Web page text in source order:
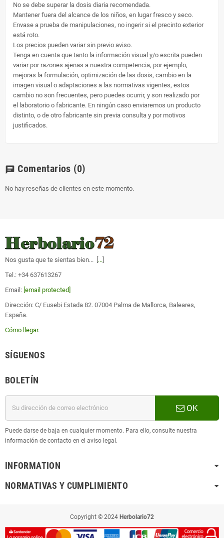
No se debe superar la dosis diaria recomendada.
Mantener fuera del alcance de los niños, en lugar fresco y seco.
Envase a prueba de manipulaciones, no ingerir si el precinto exterior
está roto.
Los precios pueden variar sin previo aviso.
Tenga en cuenta que tanto la información visual y/o escrita pueden
variar por razones ajenas a nuestra competencia, por ejemplo,
mejoras la formulación, optimización de las dosis, cambio en la
imagen visual o adaptaciones a las normativas vigentes, estos
cambio no son frecuentes, pero puedes ocurrir, y son realizado por
el laboratorio o fabricante. En ningún caso enviaremos un producto
distinto, o de otro fabricante sin previa consulta y por motivos
justificados.
chat Comentarios (0)
No hay reseñas de clientes en este momento.
Nos gusta que te sientas bien... [ ...
Tel.: +34 637613267
Email: [email protected]
Dirección: C/ Eusebi Estada 82. 07004 Palma de Mallorca, Baleares,
España.
Cómo llegar.
SÍGUENOS
BOLETÍN
OK
Puede darse de baja en cualquier momento. Para ello, consulte nuestra
información de contacto en el aviso legal.
INFORMATION
NORMATIVAS Y CUMPLIMIENTO
Copyright © 2024 Herbolario72